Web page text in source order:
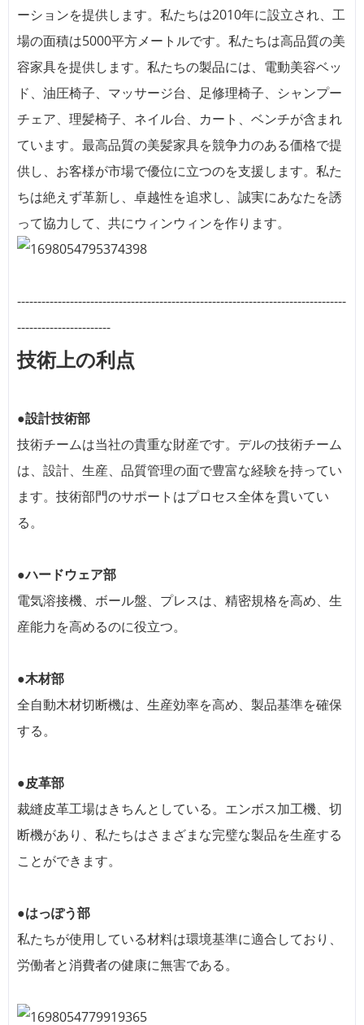
ーションを提供します。私たちは2010年に設立され、工
場の面積は5000平方メートルです。私たちは高品質の美
容家具を提供します。私たちの製品には、電動美容ベッ
ド、油圧椅子、マッサージ台、足修理椅子、シャンプー
チェア、理髪椅子、ネイル台、カート、ベンチが含まれ
ています。最高品質の美髪家具を競争力のある価格で提
供し、お客様が市場で優位に立つのを支援します。私た
ちは絶えず革新し、卓越性を追求し、誠実にあなたを誘
って協力して、共にウィンウィンを作ります。
---------------------------------------------------------------------------------
-----------------------
技術上の利点
●設計技術部
技術チームは当社の貴重な財産です。デルの技術チーム
は、設計、生産、品質管理の面で豊富な経験を持ってい
ます。技術部門のサポートはプロセス全体を貫いてい
る。
●ハードウェア部
電気溶接機、ボール盤、プレスは、精密規格を高め、生
産能力を高めるのに役立つ。
●木材部
全自動木材切断機は、生産効率を高め、製品基準を確保
する。
●皮革部
裁縫皮革工場はきちんとしている。エンボス加工機、切
断機があり、私たちはさまざまな完璧な製品を生産する
ことができます。
●はっぽう部
私たちが使用している材料は環境基準に適合しており、
労働者と消費者の健康に無害である。